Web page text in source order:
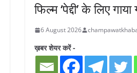
फिल्म ‘पेद्दी’ के लिए गाया
6 August 2026
ख़बर शेयर करें -